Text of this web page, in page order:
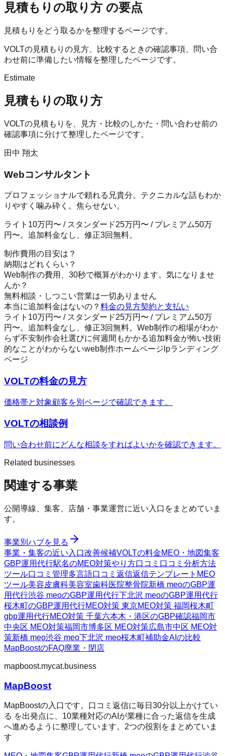
見積もりの取り方 の要点
見積もりをどう取るかを整理するページです。
VOLTの見積もりの見方、比較するときの確認事項、問い合
わせ前に準備したい情報を整理したページです。
Estimate
見積もりの取り方
VOLTの見積もりを、見方・比較のしかた・問い合わせ前の
確認事項に分けて整理したページです。
田中 翔太
Webコンサルタント
プロフェッショナルで頼れる兄貴分。テクニカルな話もわか
りやすく噛み砕く。焦らせない。
ライト10万円〜 / スタンダード25万円〜 / プレミアム50万
円〜。追加料金なし、修正3回無料。
制作費用の目安は？
納期はどれくらい？
Web制作の費用、30秒で概算がわかります。気になりませ
んか？
無料相談・しつこい営業は一切ありません
本当に追加料金はないの？ 料金の見方契約と支払い
ライト10万円〜 / スタンダード25万円〜 / プレミアム50万
円〜。追加料金なし、修正3回無料。 Web制作の相場がわか
らず不安制作会社選びに何週間もかかる追加料金が怖い技術
的なことがわからないweb制作ホームページ lpランディング
ページ
VOLTの料金の見方
価格帯と対象顧客を別ページで確認できます。
VOLTの相談例
問い合わせ前にどんな相談をすればよいかを確認できます。
Related businesses
関連する事業
公開導線、集客、店舗・事業運営に近い入口をまとめていま
す。
事業別ハブを見る
事業・集客の近い入口改善候補VOLTの料金MEO・地図集客
GBP運用代行駅名のMEO対策やり方口コミ 口コミ分析方法
ツール口コミ管理多言語口コミ返信返信テンプレート MEO
ツール美容皮膚科美容室歯科医院整骨院新橋 meoのGBP運
用代行渋谷 meoのGBP運用代行下北沢 meoのGBP運用代行
桜木町のGBP運用代行MEO対策 東京MEO対策 福岡桜木町
gbp運用代行MEO対策 千葉六本木・港区のGBP確認福岡市
中央区 MEO対策福岡市博多区 MEO対策広島市中区 MEO対
策新橋 meo渋谷 meo下北沢 meo桜木町補助金AIの比較
MapBoostのFAQ廃業・閉店
mapboost.mycat.business
MapBoost
MapBoostの入口です。口コミ返信に毎日30分以上かけてい
る を出発点に、10業種対応のAIが業種に合った返信を生成
へ進めるように整理しています。2つの役割をまとめていま
す